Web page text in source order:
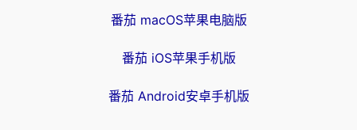
番茄 macOS苹果电脑版
番茄 iOS苹果手机版
番茄 Android安卓手机版